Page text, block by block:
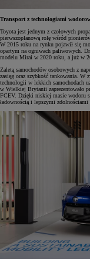
Transport z technologiami
Toyota jest jednym z czołowych
pierwszoplanową rolę wśród
W 2015 roku na rynku pojawił się
opartym na ogniwach paliwowych.
modelu Mirai w 2020 roku, a już w
Zaletą samochodów osobowych z
zasięg oraz szybkość tankowania. W
technologii w lekkich samochodach
w Wielkiej Brytanii zaprezentowało
FCEV. Dzięki niskiej masie wodoru
ładownością i lepszymi